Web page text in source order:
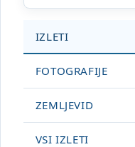
IZLETI
FOTOGRAFIJE
ZEMLJEVID
VSI IZLETI